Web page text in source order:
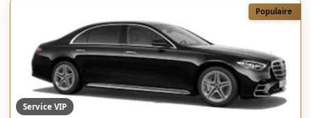
Populaire
Service VIP